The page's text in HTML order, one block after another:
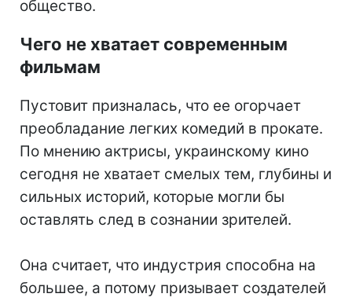
общество.
Чего не хватает современным
фильмам
Пустовит призналась, что ее огорчает
преобладание легких комедий в прокате.
По мнению актрисы, украинскому кино
сегодня не хватает смелых тем, глубины и
сильных историй, которые могли бы
оставлять след в сознании зрителей.
Она считает, что индустрия способна на
большее, а потому призывает создателей